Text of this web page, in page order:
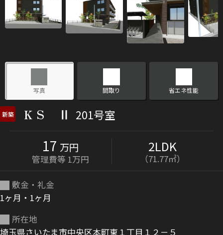
シャーメゾンとは
シャーメゾンセレクショ
ルームツアー
写真 間取り 省エネ性能
新築 ＫＳ Ⅱ 201号室
17 万円
管理費等 1万円
2LDK
（71.77㎡）
敷金・礼金
1ヶ月・1ヶ月
所在地
埼玉県さいたま市中央区本町東１丁目１２－５